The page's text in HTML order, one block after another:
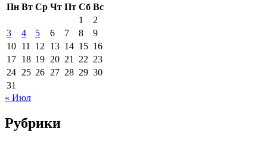
Пн Вт Ср Чт Пт Сб Вс
1
2
3
4 5 6 7 8
9
10 11 12 13 14 15 16
17 18 19 20 21 22 23
24 25 26 27 28 29 30
31
« Июл
Рубрики